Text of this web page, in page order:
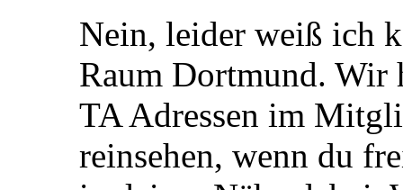
Nein, leider weiß ich
Raum Dortmund. Wir
TA Adressen im
reinsehen, wenn du